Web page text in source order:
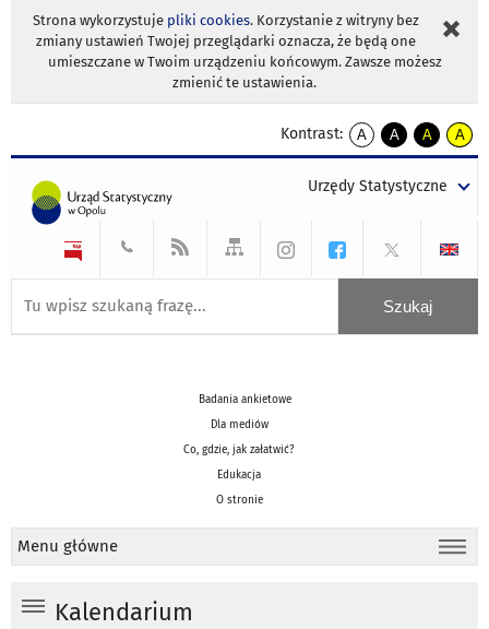
Strona wykorzystuje pliki cookies. Korzystanie z witryny bez
zmiany ustawień Twojej przeglądarki oznacza, że będą one
umieszczane w Twoim urządzeniu końcowym. Zawsze możesz
zmienić te ustawienia.
Kontrast:
A
kontrast
A
kontrast
tekst
czarnym
A
kontrast
tekst
czarnym
A
tekst
żółtym
Urzędy Statystyczne
Badania ankietowe
Dla mediów
Co, gdzie, jak załatwić?
Edukacja
O stronie
Menu główne
Kalendarium